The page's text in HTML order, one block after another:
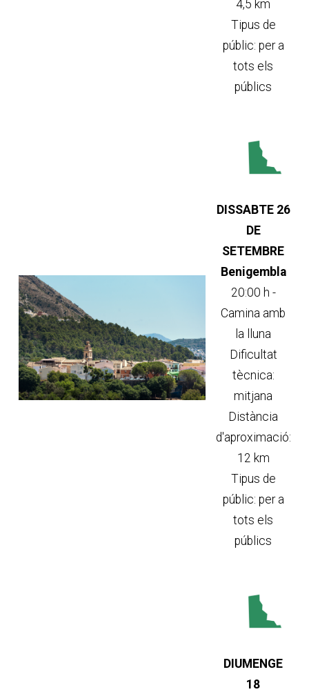
4,5 km
Tipus de
públic: per a
tots els
públics
DISSABTE 26
DE
SETEMBRE
Benigembla
20:00 h -
Camina amb
la lluna
Dificultat
tècnica:
mitjana
Distància
d'aproximació:
12 km
Tipus de
públic: per a
tots els
públics
DIUMENGE
18